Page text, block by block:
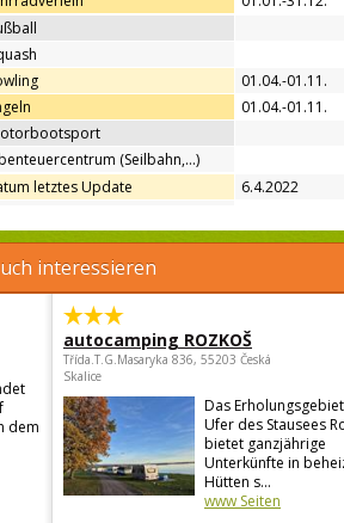
01.04.-01.11.
01.04.-01.11.
(Seilbahn,…)
letztes Update 6.4.2022
interessieren
dem
autocamping ROZKOŠ
Třída.T.G.Masaryka 836, 55203 Česká
Skalice
Das
Ufer des Stausees
bietet ganzjährige
Unterkünfte in
Hütten s...
www Seiten